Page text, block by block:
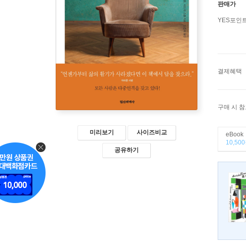
미리보기 사이즈비교
공유하기
판매가
YES포인
결제혜택
구매 시
eBook
10,500